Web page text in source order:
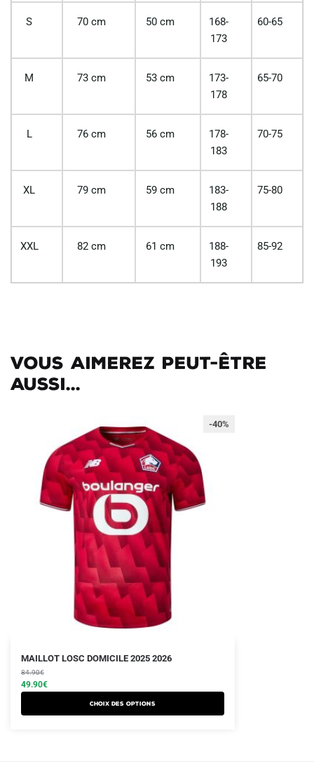
S 70 cm 50 cm
168-
173
60-65
M 73 cm 53 cm
173-
178
65-70
L 76 cm 56 cm
178-
183
70-75
XL 79 cm 59 cm
183-
188
75-80
XXL 82 cm 61 cm
188-
193
85-92
Vous aimerez peut-être
aussi...
-40%
MAILLOT LOSC DOMICILE 2025 2026
84.90€
Le
prix
initial
était :
49.90€
Le
prix
actuel
est :
Choix des options
Ce
produit
a